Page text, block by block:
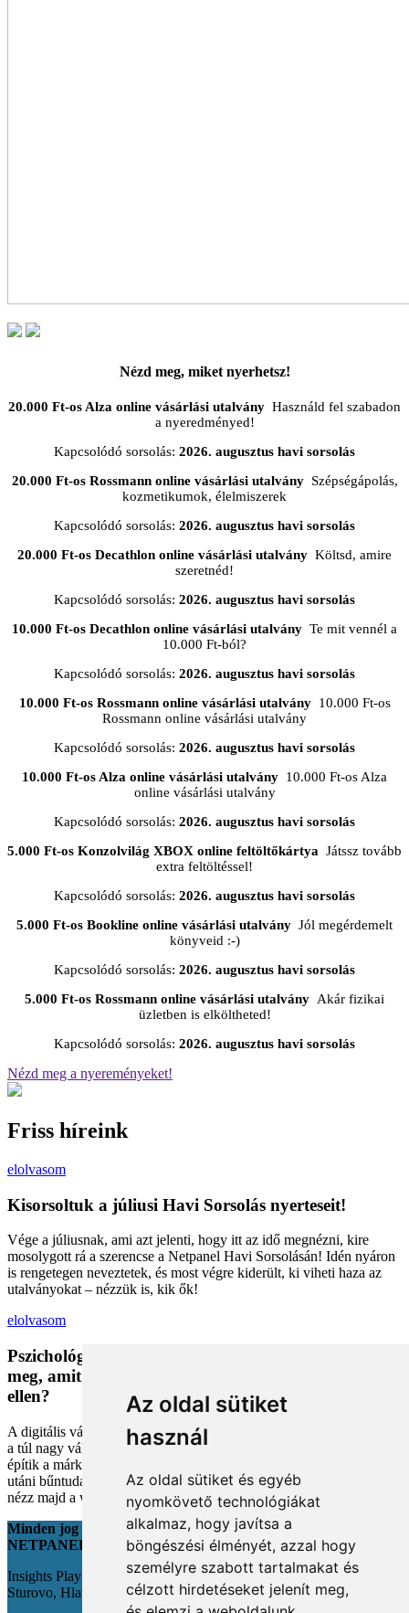
Az oldal sütiket
használ
Az oldal sütiket és egyéb
nyomkövető technológiákat
alkalmaz, hogy javítsa a
böngészési élményét, azzal hogy
személyre szabott tartalmakat és
célzott hirdetéseket jelenít meg,
Nézd meg, miket nyerhetsz!
20.000 Ft-os Alza online vásárlási utalvány Használd fel szabadon
a nyeredményed!
Kapcsolódó sorsolás: 2026. augusztus havi sorsolás
20.000 Ft-os Rossmann online vásárlási utalványSzépségápolás,
kozmetikumok, élelmiszerek
Kapcsolódó sorsolás: 2026. augusztus havi sorsolás
20.000 Ft-os Decathlon online vásárlási utalvány Költsd, amire
szeretnéd!
Kapcsolódó sorsolás: 2026. augusztus havi sorsolás
10.000 Ft-os Decathlon online vásárlási utalvány Te mit vennél a
10.000 Ft-ból?
Kapcsolódó sorsolás: 2026. augusztus havi sorsolás
10.000 Ft-os Rossmann online vásárlási utalvány10.000 Ft-os
Rossmann online vásárlási utalvány
Kapcsolódó sorsolás: 2026. augusztus havi sorsolás
10.000 Ft-os Alza online vásárlási utalvány 10.000 Ft-os Alza
online vásárlási utalvány
Kapcsolódó sorsolás: 2026. augusztus havi sorsolás
5.000 Ft-os Konzolvilág XBOX online feltöltőkártya Játssz tovább
extra feltöltéssel!
Kapcsolódó sorsolás: 2026. augusztus havi sorsolás
5.000 Ft-os Bookline online vásárlási utalvány Jól megérdemelt
könyveid :-)
Kapcsolódó sorsolás: 2026. augusztus havi sorsolás
5.000 Ft-os Rossmann online vásárlási utalvány Akár fizikai
üzletben is elköltheted!
Kapcsolódó sorsolás: 2026. augusztus havi sorsolás
Nézd meg a nyereményeket!
Friss híreink
elolvasom
Kisorsoltuk a júliusi Havi Sorsolás nyerteseit!
Vége a júliusnak, ami azt jelenti, hogy itt az idő megnézni, kire
mosolygott rá a szerencse a Netpanel Havi Sorsolásán! Idén nyáron
is rengetegen neveztetek, és most végre kiderült, ki viheti haza az
utalványokat – nézzük is, kik ők!
elolvasom
Pszichológiai trükkök a kosárban: Miért vesszük
meg, amit megveszünk, és mit tehetünk a bűntudat
ellen?
A digitális vásárlás kényelmes, de tele van pszichológiai csapdákkal
a túl nagy választéktól a hosszas böngészésig. Megmutatjuk, hogyan
építik a márkák a bizalmadat online, és miként kerüld el a vásárlás
utáni bűntudatot tudatos döntésekkel. Készülj fel, hogy máshogy
nézz majd a webshopokra!
Minden jog fenntartva
NETPANEL
Insights Playground s.r.o.;
Sturovo, Hlavná 22., 943 01